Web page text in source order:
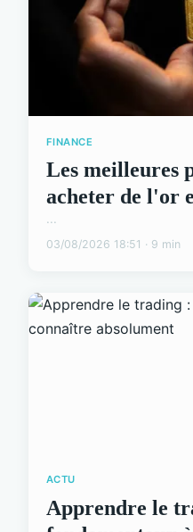
FINANCE
Les meilleures
acheter de l'or
...
03/08/2026 18:51 · 9 min
ACTU
Apprendre le